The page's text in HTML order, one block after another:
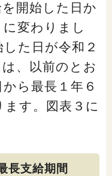
開始した日か
変わりまし
た日が令和２
、以前のとお
ら最長１年６
す。図表３に
長支給期間